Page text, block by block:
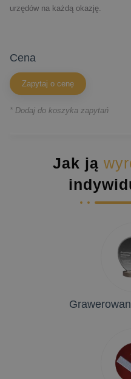
urzędów na każdą okazję.
cena
Zapytaj o cenę
* Dodaj do koszyka zapytań
Jak ją